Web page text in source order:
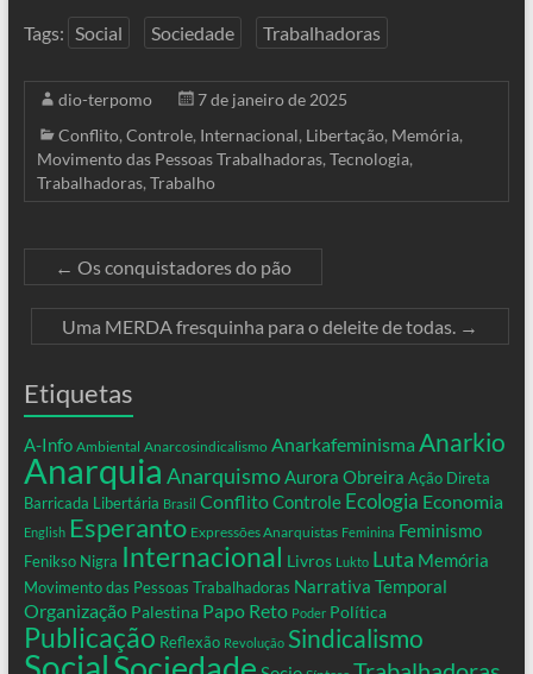
Tags: Social Sociedade Trabalhadoras
dio-terpomo
7 de janeiro de 2025
Conflito, Controle, Internacional, Libertação, Memória,
Movimento das Pessoas Trabalhadoras, Tecnologia,
Trabalhadoras, Trabalho
← Os conquistadores do pão
Uma MERDA fresquinha para o deleite de todas. →
Etiquetas
A-Info Ambiental Anarcosindicalismo Anarkafeminisma Anarkio
Anarquia AnarquismoAurora Obreira Ação Direta
Barricada Libertária Brasil ConflitoControle Ecologia Economia
English Esperanto Expressões Anarquistas Feminina Feminismo
Fenikso Nigra Internacional Livros Lukto Luta Memória
Movimento das Pessoas Trabalhadoras Narrativa Temporal
Organização Palestina Papo Reto Poder Política
Publicação Reflexão Revolução Sindicalismo